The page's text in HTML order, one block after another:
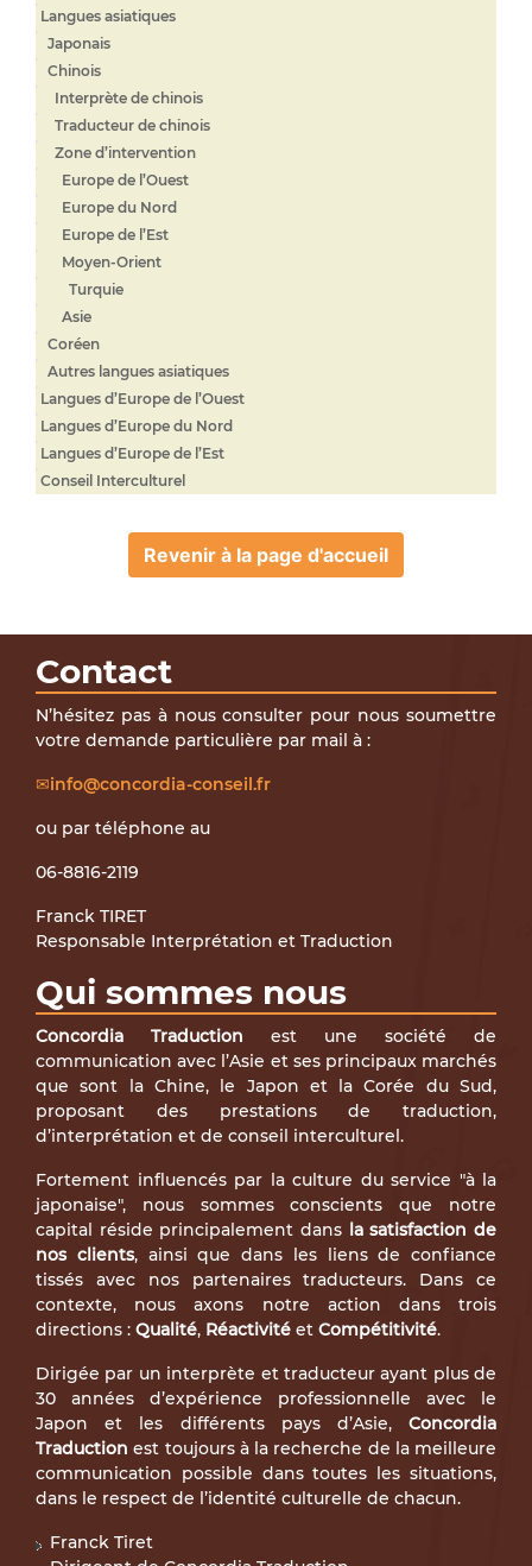
Langues asiatiques
Japonais
Chinois
Interprète de chinois
Traducteur de chinois
Zone d’intervention
Europe de l’Ouest
Europe du Nord
Europe de l’Est
Moyen-Orient
Turquie
Asie
Coréen
Autres langues asiatiques
Langues d’Europe de l’Ouest
Langues d’Europe du Nord
Langues d’Europe de l’Est
Conseil Interculturel
Revenir à la page d'accueil
Contact
N’hésitez pas à nous consulter pour nous soumettre
votre demande particulière par mail à :
info@concordia-conseil.fr
ou par téléphone au
06-8816-2119
Franck TIRET
Responsable Interprétation et Traduction
Qui sommes nous
Concordia Traduction est une société de
communication avec l’Asie et ses principaux marchés
que sont la Chine, le Japon et la Corée du Sud,
proposant des prestations de traduction,
d’interprétation et de conseil interculturel.
Fortement influencés par la culture du service "à la
japonaise", nous sommes conscients que notre
capital réside principalement dans la satisfaction de
nos clients, ainsi que dans les liens de confiance
tissés avec nos partenaires traducteurs. Dans ce
contexte, nous axons notre action dans trois
directions : Qualité, Réactivité et Compétitivité.
Dirigée par un interprète et traducteur ayant plus de
30 années d’expérience professionnelle avec le
Japon et les différents pays d’Asie, Concordia
Traduction est toujours à la recherche de la meilleure
communication possible dans toutes les situations,
dans le respect de l’identité culturelle de chacun.
Franck Tiret